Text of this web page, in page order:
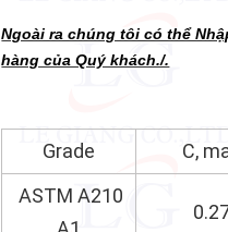
Ngoài ra chúng tôi có thể
hàng của Quý khách./.
Grade C,
ASTM A210